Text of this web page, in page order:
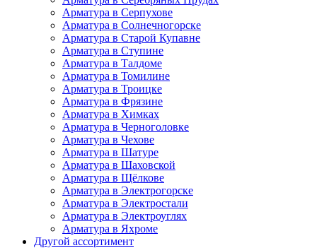
Арматура в Серпухове
Арматура в Солнечногорске
Арматура в Старой Купавне
Арматура в Ступине
Арматура в Талдоме
Арматура в Томилине
Арматура в Троицке
Арматура в Фрязине
Арматура в Химках
Арматура в Черноголовке
Арматура в Чехове
Арматура в Шатуре
Арматура в Шаховской
Арматура в Щёлкове
Арматура в Электрогорске
Арматура в Электростали
Арматура в Электроуглях
Арматура в Яхроме
Другой ассортимент